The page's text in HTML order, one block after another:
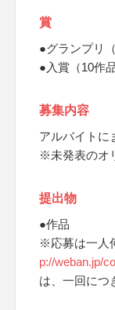
賞
●グランプリ
●入賞（10作
募集内容
アルバイトに
※未発表のオ
提出物
●作品
※応募は一人
p://weban.jp/
は、一回につ